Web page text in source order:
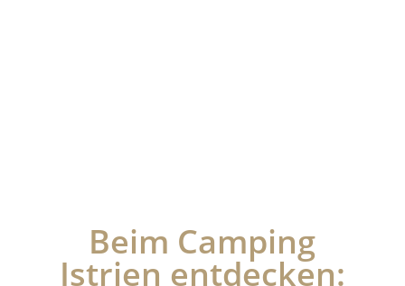
Beim Camping
Istrien entdecken: